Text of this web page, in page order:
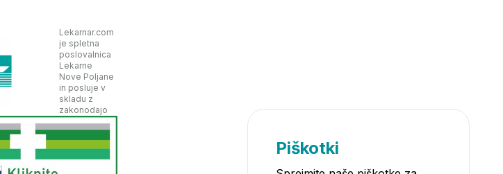
Lekarnar.com
je spletna
poslovalnica
Lekarne
Nove Poljane
in posluje v
skladu z
zakonodajo
Piškotki